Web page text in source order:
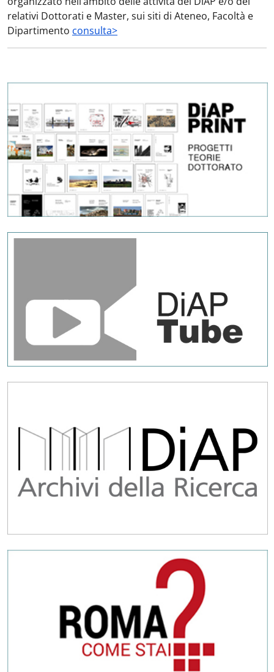
relativi Dottorati e Master, sui siti di Ateneo, Facoltà e
Dipartimento consulta>